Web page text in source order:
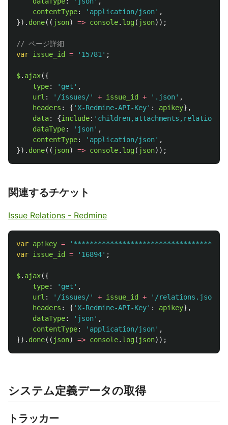
contentType: ' application/json' ,
}). done(( json) => console. log( json));
// ページ詳細
var issue_id = ' 15781 ' ;
$. ajax({
type: ' get ' ,
url : ' /issues/' + issue_id + ' .json' ,
headers : { ' X-Redmine-API-Key' : apikey},
data: {include: '
dataType: ' json' ,
contentType: ' application/json' ,
}). done(( json) => console. log( json));
関連するチケット
Issue Relations - Redmine
var apikey = '
var issue_id = ' 16894' ;
$. ajax({
type: ' get ' ,
url : ' /issues/' + issue_id + ' /relations.json
headers : { ' X-Redmine-API-Key' : apikey},
dataType: ' json' ,
contentType: ' application/json' ,
}). done(( json) => console. log( json));
システム定義データの取得
トラッカー